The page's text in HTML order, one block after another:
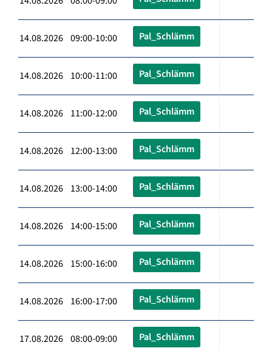
14.08.2026 09:00-10:00 Pal_Schlämm
14.08.2026 10:00-11:00 Pal_Schlämm
14.08.2026 11:00-12:00 Pal_Schlämm
14.08.2026 12:00-13:00 Pal_Schlämm
14.08.2026 13:00-14:00 Pal_Schlämm
14.08.2026 14:00-15:00 Pal_Schlämm
14.08.2026 15:00-16:00 Pal_Schlämm
14.08.2026 16:00-17:00 Pal_Schlämm
17.08.2026 08:00-09:00 Pal_Schlämm